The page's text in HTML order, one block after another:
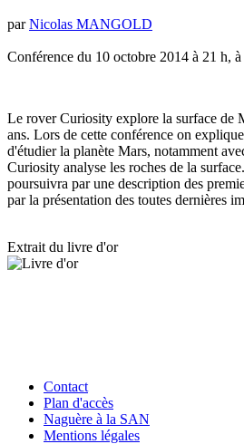
parNicolas MANGOLD
Conférence du 10 octobre 2014 à 21 h, à
Le rover Curiosity explore la surface de
ans. Lors de cette conférence on
d'étudier la planète Mars, notamment
Curiosity analyse les roches de la
poursuivra par une description des
par la présentation des toutes dernières
Extrait du livre d'or
Contact
Plan d'accès
Naguère à la SAN
Mentions légales